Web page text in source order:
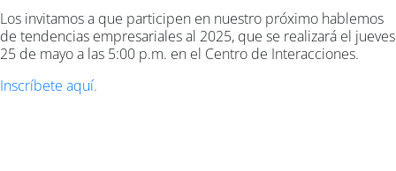
Los invitamos a que participen en nuestro próximo hablemos
de tendencias empresariales al 2025, que se realizará el jueves
25 de mayo a las 5:00 p.m. en el Centro de Interacciones.
Inscríbete aquí.